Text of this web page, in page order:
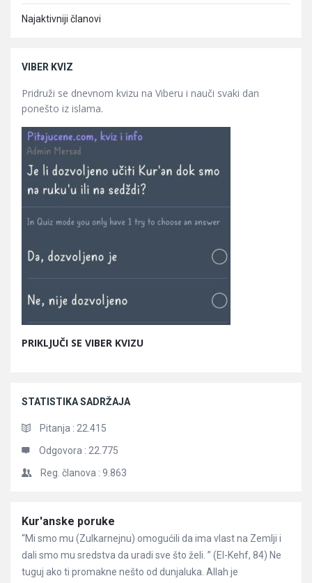
Najaktivniji članovi
VIBER KVIZ
Pridruži se dnevnom kvizu na Viberu i nauči svaki dan
ponešto iz islama.
PRIKLJUČI SE VIBER KVIZU
STATISTIKA SADRŽAJA
Pitanja : 22.415
Odgovora : 22.775
Reg. članova : 9.863
Članci
Kur'anske poruke
“Mi smo mu (Zulkarnejnu) omogućili da ima vlast na Zemlji i
dali smo mu sredstva da uradi sve što želi. ” (El-Kehf, 84) Ne
tuguj ako ti promakne nešto od dunjaluka. Allah je